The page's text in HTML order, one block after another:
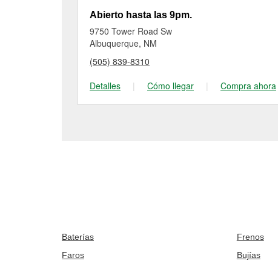
Abierto hasta las 9pm.
9750 Tower Road Sw
Albuquerque, NM
(505) 839-8310
Detalles
| Cómo llegar | Compra ahora
Baterías Frenos
Faros
Bujías